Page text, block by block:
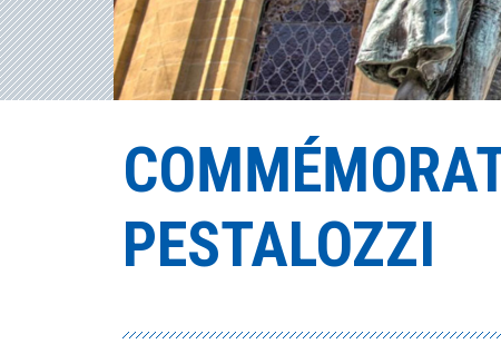
PESTALOZZI